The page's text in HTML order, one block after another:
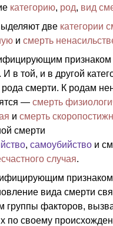
категорию, род, вид
две категории
и смерть
признаком
. И в той, и в другой
смерти. К родам
— смерть
и смерть
смерти
, самоубийство и
случая.
признаком
вида смерти
группы факторов,
по своему